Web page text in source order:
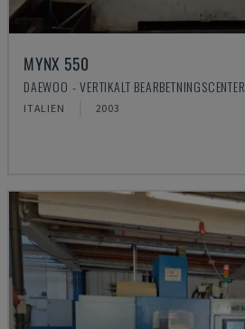
MYNX 550
DAEWOO - VERTIKALT BEARBETNINGSCENTER
ITALIEN 2003